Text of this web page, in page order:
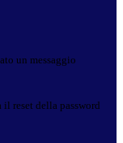
un messaggio
reset della password